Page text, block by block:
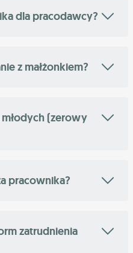
dla pracodawcy?
z małżonkiem?
(zerowy
pracownika?
zatrudnienia